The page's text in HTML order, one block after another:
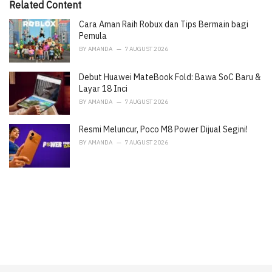
i
s
:
Related Content
Cara Aman Raih Robux dan Tips Bermain bagi
Pemula
BY AMANDA 7 AUGUST 2026
Debut Huawei MateBook Fold: Bawa SoC Baru &
Layar 18 Inci
BY AMANDA 7 AUGUST 2026
Resmi Meluncur, Poco M8 Power Dijual Segini!
BY AMANDA 7 AUGUST 2026